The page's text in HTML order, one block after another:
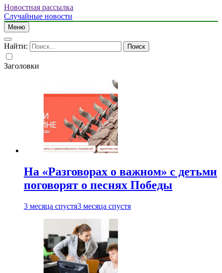
Новостная рассылка
Случайные новости
Меню
Найти:
Заголовки
На «Разговорах о важном» с детьми
поговорят о песнях Победы
3 месяца спустя3 месяца спустя